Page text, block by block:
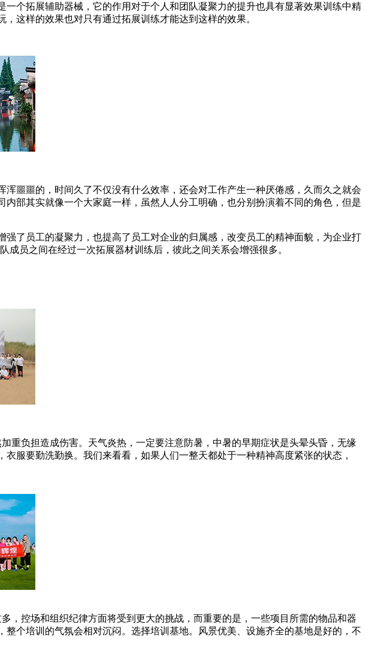
个拓展辅助器械，它的作用对于个人和团队凝聚力的提升也具有显著效果训练中精
这样的效果也对只有通过拓展训练才能达到这样的效果。
噩噩的，时间久了不仅没有什么效率，还会对工作产生一种厌倦感，久而久之就会
部其实就像一个大家庭一样，虽然人人分工明确，也分别扮演着不同的角色，但是
了员工的凝聚力，也提高了员工对企业的归属感，改变员工的精神面貌，为企业打
员之间在经过一次拓展器材训练后，彼此之间关系会增强很多。
重负担造成伤害。天气炎热，一定要注意防暑，中暑的早期症状是头晕头昏，无缘
服要勤洗勤换。我们来看看，如果人们一整天都处于一种精神高度紧张的状态，
，控场和组织纪律方面将受到更大的挑战，而重要的是，一些项目所需的物品和器
个培训的气氛会相对沉闷。选择培训基地。风景优美、设施齐全的基地是好的，不